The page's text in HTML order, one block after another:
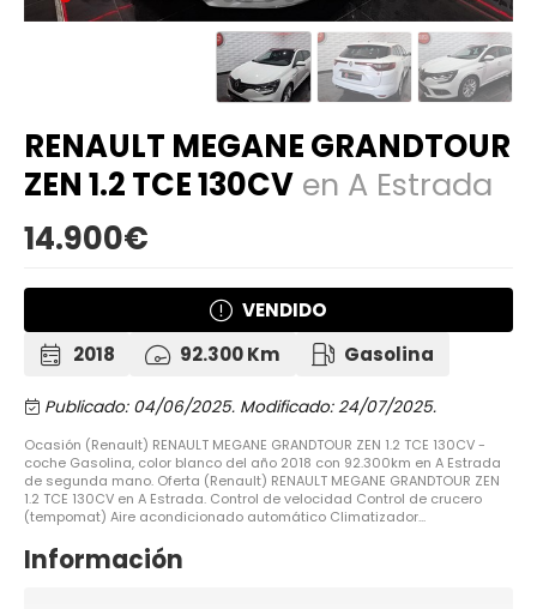
RENAULT MEGANE GRANDTOUR
ZEN 1.2 TCE 130CV en A Estrada
14.900€
VENDIDO
2018
92.300 Km Gasolina
Publicado: 04/06/2025. Modificado: 24/07/2025.
Ocasión (Renault) RENAULT MEGANE GRANDTOUR ZEN 1.2 TCE 130CV -
coche Gasolina, color blanco del año 2018 con 92.300km en A Estrada
de segunda mano. Oferta (Renault) RENAULT MEGANE GRANDTOUR ZEN
1.2 TCE 130CV en A Estrada. Control de velocidad Control de crucero
(tempomat) Aire acondicionado automático Climatizador...
Información